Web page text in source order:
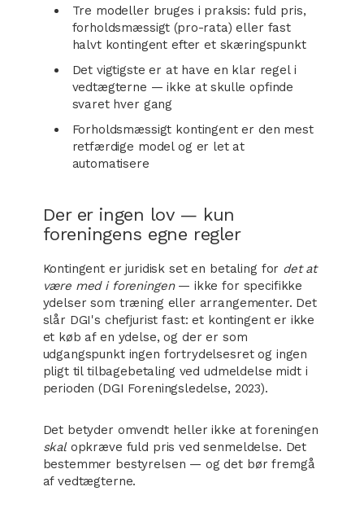
Tre modeller bruges i praksis: fuld pris,
forholdsmæssigt (pro-rata) eller fast
halvt kontingent efter et skæringspunkt
Det vigtigste er at have en klar regel i
vedtægterne — ikke at skulle opfinde
svaret hver gang
Forholdsmæssigt kontingent er den mest
retfærdige model og er let at
automatisere
Der er ingen lov — kun
foreningens egne regler
Kontingent er juridisk set en betaling for det at
være med i foreningen— ikke for specifikke
ydelser som træning eller arrangementer. Det
slår DGI's chefjurist fast: et kontingent er ikke
et køb af en ydelse, og der er som
udgangspunkt ingen fortrydelsesret og ingen
pligt til tilbagebetaling ved udmeldelse midt i
perioden (DGI Foreningsledelse, 2023).
Det betyder omvendt heller ikke at foreningen
skalopkræve fuld pris ved senmeldelse. Det
bestemmer bestyrelsen — og det bør fremgå
af vedtægterne.